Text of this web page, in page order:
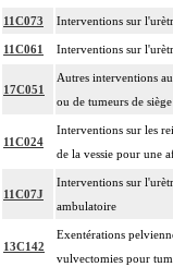
11C073 Interventions sur
11C061 Interventions sur
17C051
Autres interventions
ou de tumeurs de
11C024
Interventions sur les
de la vessie pour une
11C07J
Interventions sur
ambulatoire
13C142
Exentérations
vulvectomies pour